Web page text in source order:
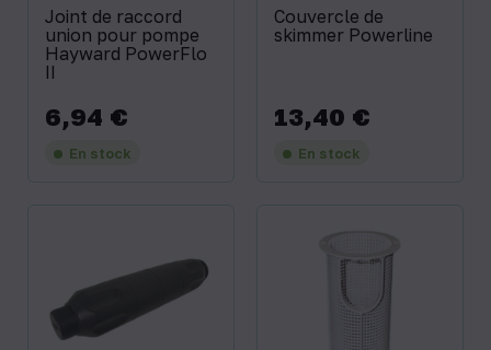
Joint de raccord
union pour pompe
Hayward PowerFlo
II
Prix
6,94 €
En stock
Couvercle de
skimmer Powerline
Prix
13,40 €
En stock